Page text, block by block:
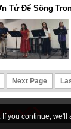
Tứ Để Sống
Next Page
you continue,